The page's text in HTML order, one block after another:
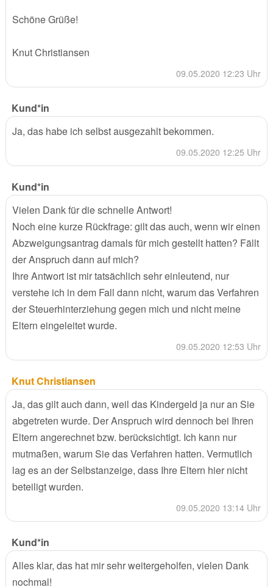
Schöne Grüße!
Knut Christiansen
09.05.2020 12:23 Uhr
Kund*in
Ja, das habe ich selbst ausgezahlt bekommen.
09.05.2020 12:25 Uhr
Kund*in
Vielen Dank für die schnelle Antwort!
Noch eine kurze Rückfrage: gilt das auch, wenn wir einen
Abzweigungsantrag damals für mich gestellt hatten? Fällt
der Anspruch dann auf mich?
Ihre Antwort ist mir tatsächlich sehr einleutend, nur
verstehe ich in dem Fall dann nicht, warum das Verfahren
der Steuerhinterziehung gegen mich und nicht meine
Eltern eingeleitet wurde.
09.05.2020 12:53 Uhr
Knut Christiansen
Ja, das gilt auch dann, weil das Kindergeld ja nur an Sie
abgetreten wurde. Der Anspruch wird dennoch bei Ihren
Eltern angerechnet bzw. berücksichtigt. Ich kann nur
mutmaßen, warum Sie das Verfahren hatten. Vermutlich
lag es an der Selbstanzeige, dass Ihre Eltern hier nicht
beteiligt wurden.
09.05.2020 13:14 Uhr
Kund*in
Alles klar, das hat mir sehr weitergeholfen, vielen Dank
nochmal!